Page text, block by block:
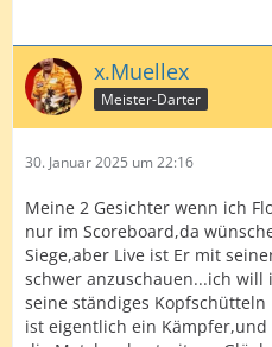
x.Muellex
Meister-Darter
30. Januar 2025 um 22:16
Meine 2 Gesichter wenn ich
nur im Scoreboard,da
Siege,aber Live ist Er mit
schwer anzuschauen...ich
seine ständiges
ist eigentlich ein